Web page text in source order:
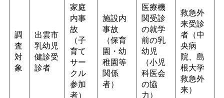
調
査
対
象
出雲市
乳幼児
健診受
診者
家庭
内事
故
（子
育て
サー
クル
参加
者）
施設内
事故
（保育
園・幼
稚園等
関係
者）
医療機
関受診
の就学
前の乳
幼児
（小児
科医会
の協
力）
救急外
来受診
者（中
央病
院、島
根大学
救急外
来）